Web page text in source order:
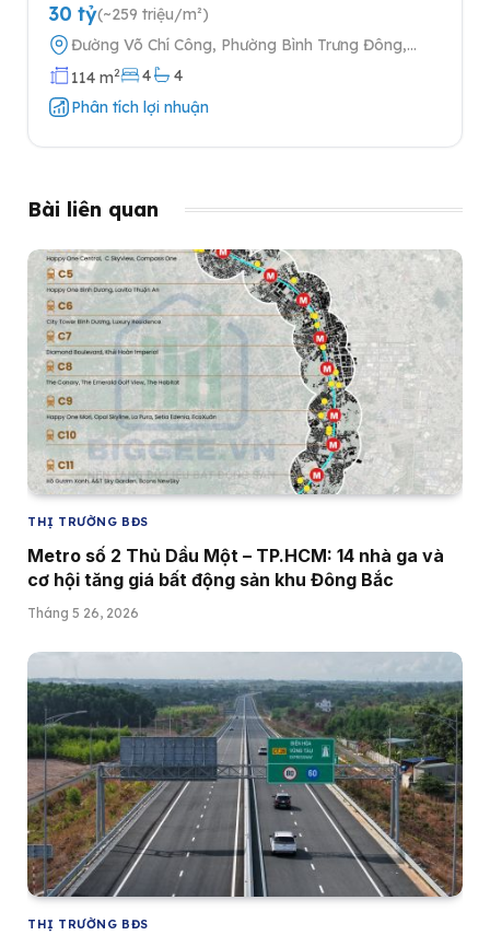
30 tỷ(~259 triệu/m²)
Đường Võ Chí Công, Phường Bình Trưng Đông,
Quận 2, Thành phố Hồ Chí Minh
114 m2 4
4
Phân tích lợi nhuận
Bài liên quan
THỊ TRƯỜNG BĐS
Metro số 2 Thủ Dầu Một – TP.HCM: 14 nhà ga và
cơ hội tăng giá bất động sản khu Đông Bắc
Tháng 5 26, 2026
THỊ TRƯỜNG BĐS